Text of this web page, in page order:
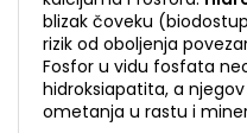
blizak čoveku
rizik od oboljenja
Fosfor u vidu fosfata
hidroksiapatita, a
ometanja u rastu i